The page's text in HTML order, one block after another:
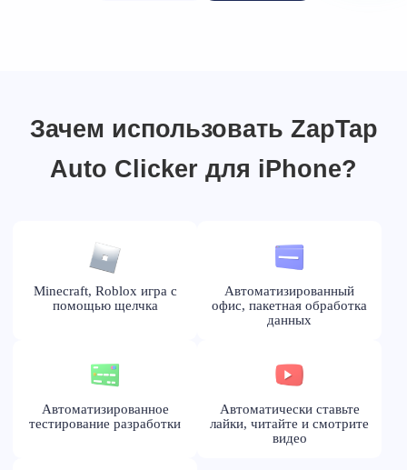
Зачем использовать ZapTap
Auto Clicker для iPhone?
Minecraft, Roblox игра с
помощью щелчка
Автоматизированный
офис, пакетная обработка
данных
Автоматизированное
тестирование разработки
Автоматически ставьте
лайки, читайте и смотрите
видео